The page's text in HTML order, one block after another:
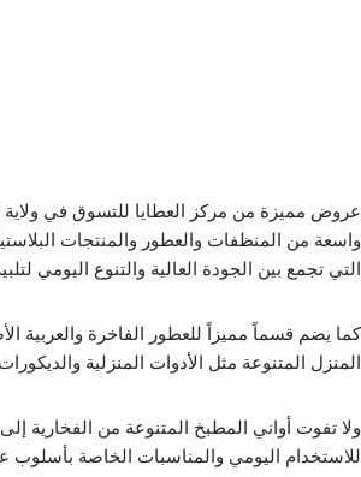
عروض مميزة من مركز العطايا للتسوق في
واسعة من المنظفات والعطور والمنتجات
التي تجمع بين الجودة العالية والتنوع اليومي
كما يضم قسماً مميزاً للعطور الفاخرة والعربية
المنزل المتنوعة مثل الأدوات المنزلية
ولا تفوت أواني المطبخ المتنوعة من الفخارية
للاستخدام اليومي والمناسبات الخاصة